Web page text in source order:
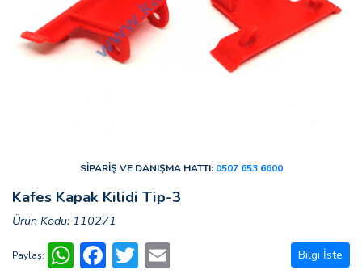
SİPARİŞ VE DANIŞMA HATTI: 0507 653 6600
Kafes Kapak Kilidi Tip-3
Ürün Kodu: 110271
Paylaş: WhatsApp
Facebook
Twitter Bilgi İste